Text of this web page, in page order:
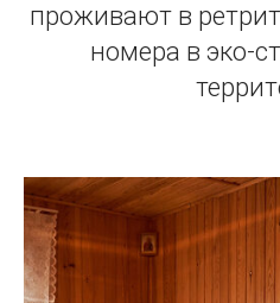
проживают в
номера в эко-